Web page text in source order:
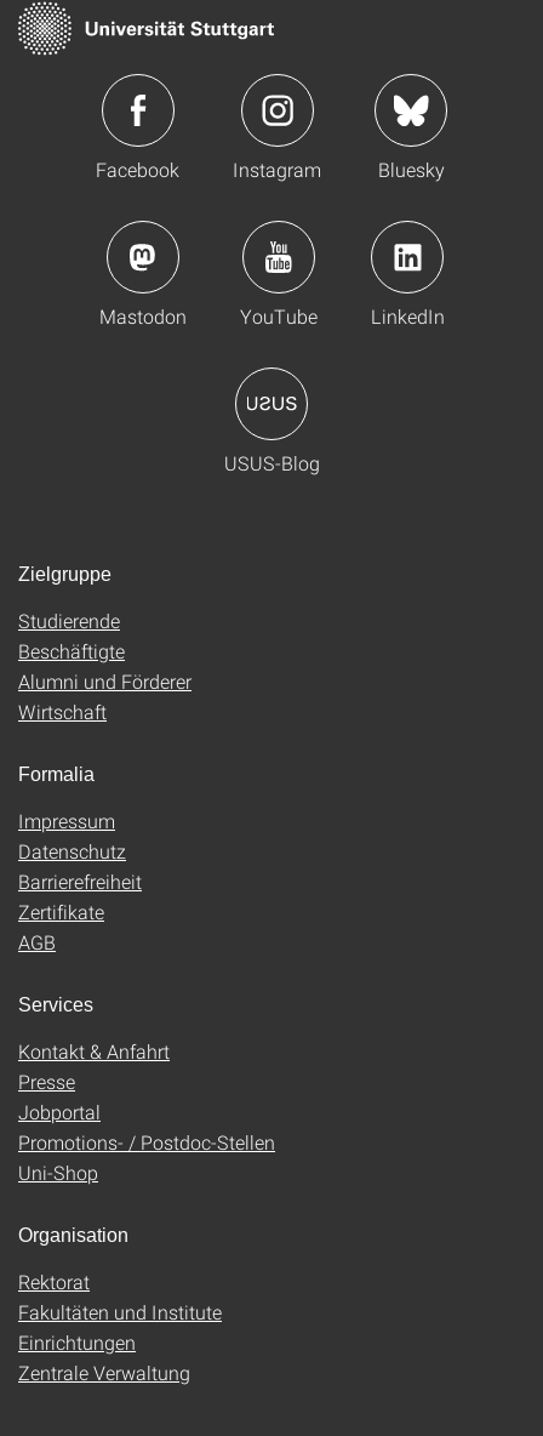
Facebook Instagram Bluesky
Mastodon YouTube LinkedIn
USUS-Blog
Zielgruppe
Studierende
Beschäftigte
Alumni und Förderer
Wirtschaft
Formalia
Impressum
Datenschutz
Barrierefreiheit
Zertifikate
AGB
Services
Kontakt & Anfahrt
Presse
Jobportal
Promotions- / Postdoc-Stellen
Uni-Shop
Organisation
Rektorat
Fakultäten und Institute
Einrichtungen
Zentrale Verwaltung